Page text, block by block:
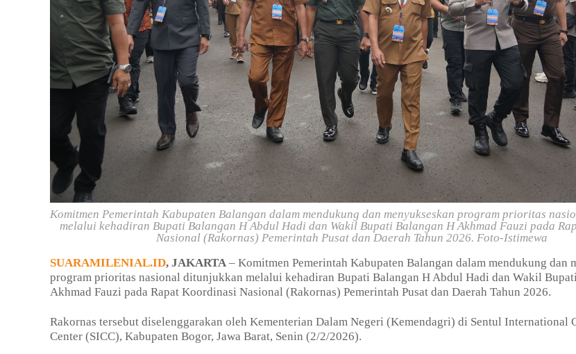
Komitmen Pemerintah Kabupaten Balangan dalam mendukung dan menyukseskan program prioritas
melalui kehadiran Bupati Balangan H Abdul Hadi dan Wakil Bupati Balangan H Akhmad Fauzi pada
Nasional (Rakornas) Pemerintah Pusat dan Daerah Tahun 2026. Foto-Istimewa
SUARAMILENIAL.ID, JAKARTA – Komitmen Pemerintah Kabupaten Balangan dalam mendukung dan
program prioritas nasional ditunjukkan melalui kehadiran Bupati Balangan H Abdul Hadi dan Wakil
Akhmad Fauzi pada Rapat Koordinasi Nasional (Rakornas) Pemerintah Pusat dan Daerah Tahun 2026.
Rakornas tersebut diselenggarakan oleh Kementerian Dalam Negeri (Kemendagri) di Sentul International
Center (SICC), Kabupaten Bogor, Jawa Barat, Senin (2/2/2026).